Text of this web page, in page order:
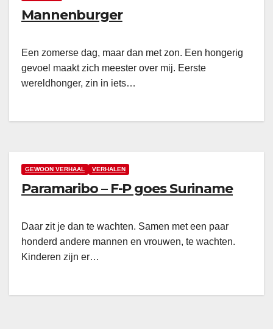
Mannenburger
Een zomerse dag, maar dan met zon. Een hongerig
gevoel maakt zich meester over mij. Eerste
wereldhonger, zin in iets…
GEWOON VERHAAL VERHALEN
Paramaribo – F-P goes Suriname
Daar zit je dan te wachten. Samen met een paar
honderd andere mannen en vrouwen, te wachten.
Kinderen zijn er…